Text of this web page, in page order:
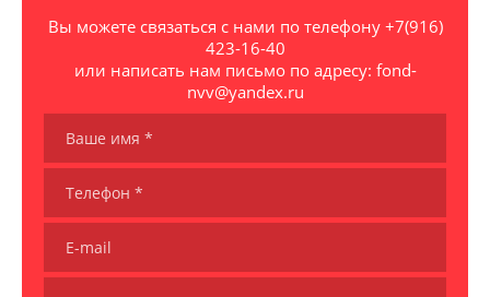
Вы можете связаться с нами по телефону +7(916)
423-16-40
или написать нам письмо по адресу: fond-
nvv@yandex.ru